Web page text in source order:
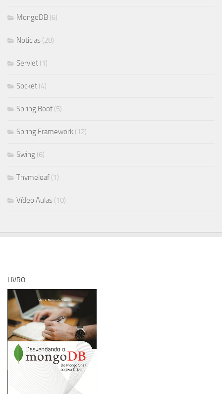
MongoDB (6)
Noticias (28)
Servlet (1)
Socket (4)
Spring Boot (5)
Spring Framework (12)
Swing (6)
Thymeleaf (1)
Vídeo Aulas (10)
LIVRO